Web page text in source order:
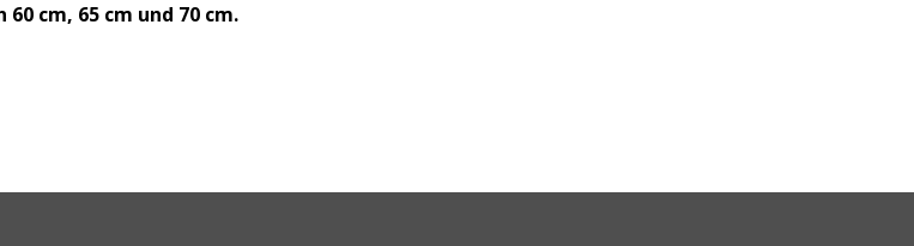
cm, 65 cm und 70 cm.